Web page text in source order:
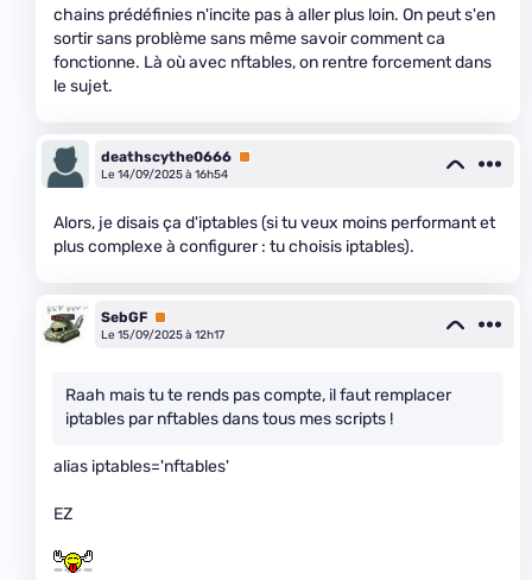
chains prédéfinies n'incite pas à aller plus loin. On peut s'en
sortir sans problème sans même savoir comment ca
fonctionne. Là où avec nftables, on rentre forcement dans
le sujet.
deathscythe0666 Premium
Le 14/09/2025 à 16h54
Alors, je disais ça d'iptables (si tu veux moins performant et
plus complexe à configurer : tu choisis iptables).
SebGF Premium
Le 15/09/2025 à 12h17
Raah mais tu te rends pas compte, il faut remplacer
iptables par nftables dans tous mes scripts !
alias iptables='nftables'
EZ